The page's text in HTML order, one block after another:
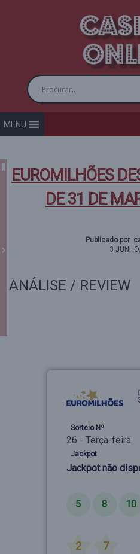
MENU
EUROMILHÕES
DE 31 DE
Publicado por
3
ANÁLISE / REVIEW
Sorteio Nº
26 - Terça-feira
Jackpot
Jackpot não
5 8 10
2 7